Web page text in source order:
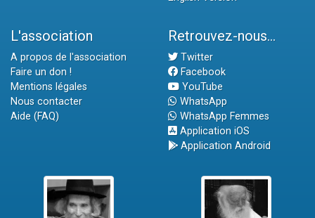
L'association
A propos de l'association
Faire un don !
Mentions légales
Nous contacter
Aide (FAQ)
Retrouvez-nous...
Twitter
Facebook
YouTube
WhatsApp
WhatsApp Femmes
Application iOS
Application Android